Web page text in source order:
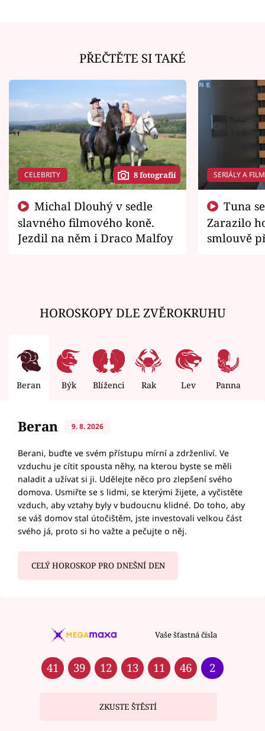
PŘEČTĚTE SI TAKÉ
CELEBRITY 8 fotografií
slavného filmového koně.
Jezdil na něm i Draco Malfoy
SERIÁLY A
Zarazilo
smlouvě
HOROSKOPY DLE ZVĚROKRUHU
Beran Býk Blíženci Rak Lev Panna
Beran 9. 8. 2026
Berani, buďte ve svém přístupu mírní a zdrženliví. Ve
vzduchu je cítit spousta něhy, na kterou byste se měli
naladit a užívat si ji. Udělejte něco pro zlepšení svého
domova. Usmiřte se s lidmi, se kterými žijete, a vyčistěte
vzduch, aby vztahy byly v budoucnu klidné. Do toho, aby
se váš domov stal útočištěm, jste investovali velkou část
svého já, proto si ho važte a pečujte o něj.
CELÝ HOROSKOP PRO DNEŠNÍ DEN
Vaše šťastná čísla
41 39 12 13 11 46 2
ZKUSTE ŠTĚSTÍ